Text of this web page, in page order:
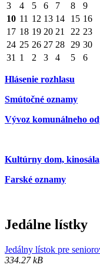
3
4 5 6 7 8
9
10 11 12 13 14 15 16
17 18 19 20 21 22 23
24 25 26 27 28 29 30
31 1 2 3 4 5 6
Hlásenie rozhlasu
Smútočné oznamy
Vývoz komunálneho
Kultúrny dom,
Farské oznamy
Jedálne lístky
Jedálny lístok pre
334.27 kB